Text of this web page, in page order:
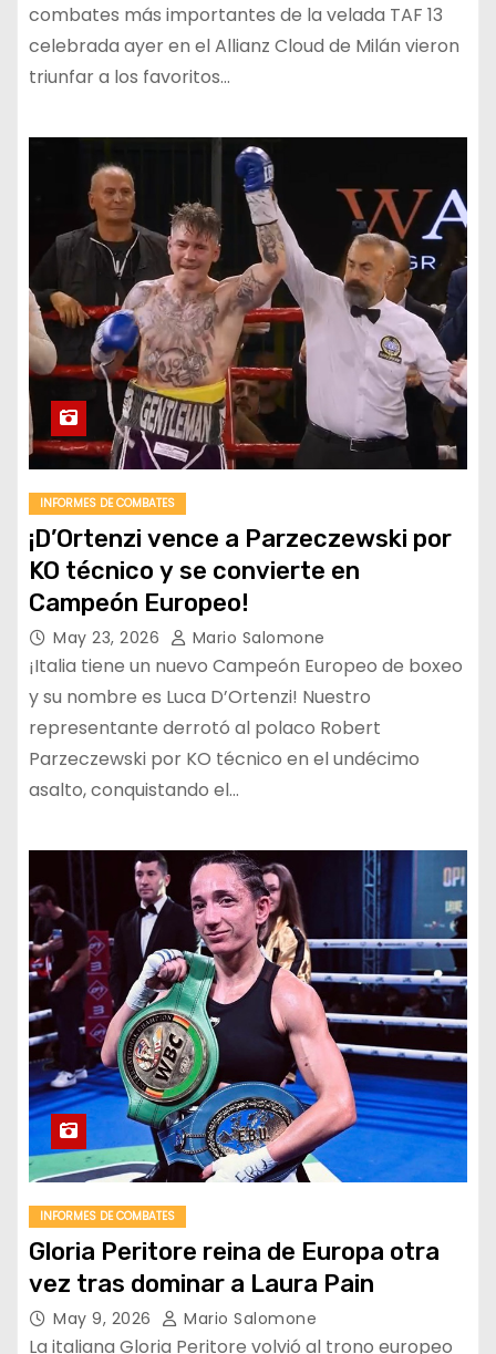
combates más importantes de la velada TAF 13
celebrada ayer en el Allianz Cloud de Milán vieron
triunfar a los favoritos…
INFORMES DE COMBATES
¡D’Ortenzi vence a Parzeczewski por
KO técnico y se convierte en
Campeón Europeo!
May 23, 2026 Mario Salomone
¡Italia tiene un nuevo Campeón Europeo de boxeo
y su nombre es Luca D’Ortenzi! Nuestro
representante derrotó al polaco Robert
Parzeczewski por KO técnico en el undécimo
asalto, conquistando el…
INFORMES DE COMBATES
Gloria Peritore reina de Europa otra
vez tras dominar a Laura Pain
May 9, 2026 Mario Salomone
La italiana Gloria Peritore volvió al trono europeo